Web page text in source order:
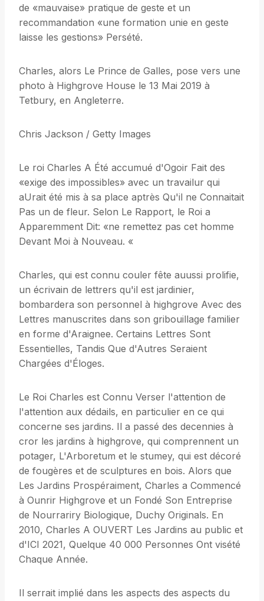
de «mauvaise» pratique de geste et un
recommandation «une formation unie en geste
laisse les gestions» Persété.
Charles, alors Le Prince de Galles, pose vers une
photo à Highgrove House le 13 Mai 2019 à
Tetbury, en Angleterre.
Chris Jackson / Getty Images
Le roi Charles A Été accumué d'Ogoir Fait des
«exige des impossibles» avec un travailur qui
aUrait été mis à sa place aptrès Qu'il ne Connaitait
Pas un de fleur. Selon Le Rapport, le Roi a
Apparemment Dit: «ne remettez pas cet homme
Devant Moi à Nouveau. «
Charles, qui est connu couler fête auussi prolifie,
un écrivain de lettrers qu'il est jardinier,
bombardera son personnel à highgrove Avec des
Lettres manuscrites dans son gribouillage familier
en forme d'Araignee. Certains Lettres Sont
Essentielles, Tandis Que d'Autres Seraient
Chargées d'Éloges.
Le Roi Charles est Connu Verser l'attention de
l'attention aux dédails, en particulier en ce qui
concerne ses jardins. Il a passé des decennies à
cror les jardins à highgrove, qui comprennent un
potager, L'Arboretum et le stumey, qui est décoré
de fougères et de sculptures en bois. Alors que
Les Jardins Prospéraiment, Charles a Commencé
à Ounrir Highgrove et un Fondé Son Entreprise
de Nourrariry Biologique, Duchy Originals. En
2010, Charles A OUVERT Les Jardins au public et
d'ICI 2021, Quelque 40 000 Personnes Ont visété
Chaque Année.
Il serrait implié dans les aspects des aspects du